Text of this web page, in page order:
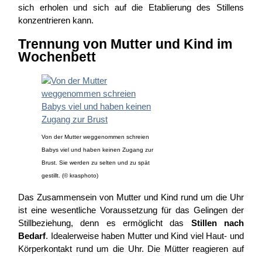
sich erholen und sich auf die Etablierung des Stillens
konzentrieren kann.
Trennung von Mutter und Kind im
Wochenbett
Von der Mutter weggenommen schreien
Babys viel und haben keinen Zugang zur
Brust. Sie werden zu selten und zu spät
gestillt. (© krasphoto)
Das Zusammensein von Mutter und Kind rund um die Uhr
ist eine wesentliche Voraussetzung für das Gelingen der
Stillbeziehung, denn es ermöglicht das Stillen nach
Bedarf. Idealerweise haben Mutter und Kind viel Haut- und
Körperkontakt rund um die Uhr. Die Mütter reagieren auf